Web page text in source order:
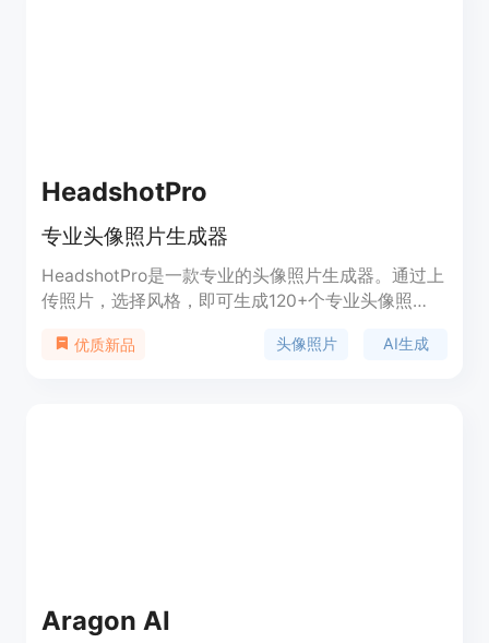
HeadshotPro
专业头像照片生成器
HeadshotPro是一款专业的头像照片生成器。通过上
传照片，选择风格，即可生成120+个专业头像照
用并创建了3,439,182+个专业头像照片。价格实惠，
优质新品 头像照片 AI生成
Aragon AI